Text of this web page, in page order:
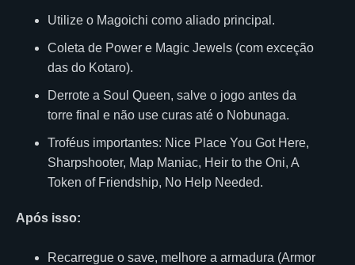
Utilize o Magoichi como aliado principal.
Coleta de Power e Magic Jewels (com exceção
das do Kotaro).
Derrote a Soul Queen, salve o jogo antes da
torre final e não use curas até o Nobunaga.
Troféus importantes: Nice Place You Got Here,
Sharpshooter, Map Maniac, Heir to the Oni, A
Token of Friendship, No Help Needed.
Após isso:
Recarregue o save, melhore a armadura (Armor